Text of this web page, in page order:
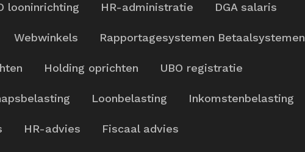
looninrichting HR-administratie
DGA salaris
Webwinkels Rapportagesystemen Betaalsystemen
Holding oprichten
UBO registratie
Loonbelasting
Inkomstenbelasting
HR-advies
Fiscaal advies